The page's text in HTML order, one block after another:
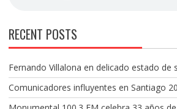
RECENT POSTS
Fernando Villalona en delicado estado de
Comunicadores influyentes en Santiago